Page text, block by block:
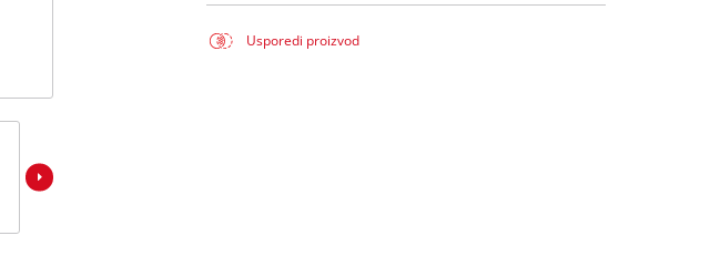
Usporedi proizvod